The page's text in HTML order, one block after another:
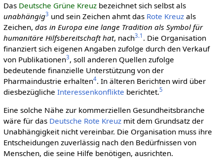
Das Deutsche Grüne Kreuzbezeichnet sich selbst als
unabhängig3 und sein Zeichen ahmt das Rote Kreuzals
Zeichen, das in Europa eine lange Tradition als Symbol für
humanitäre Hilfsbereitschaft hat, nach3.1 . Die Organisation
finanziert sich eigenen Angaben zufolge durch den Verkauf
von Publikationen3, soll anderen Quellen zufolge
bedeutende finanzielle Unterstützung von der
Pharmaindustrie erhalten4. In älteren Berichten wird über
diesbezügliche Interessenkonflikte berichtet.5
Eine solche Nähe zur kommerziellen Gesundheitsbranche
wäre für das Deut­sche Rote Kreuzmit dem Grundsatz der
Unabhängigkeit nicht vereinbar. Die Organisation muss ihre
Entscheidungen zuverlässig nach den Bedürfnissen von
Menschen, die seine Hilfe benötigen, ausrichten.